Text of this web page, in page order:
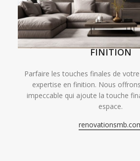
FINITION
Parfaire les touches finales de
expertise en finition. Nous
impeccable qui ajoute la touche
espace.